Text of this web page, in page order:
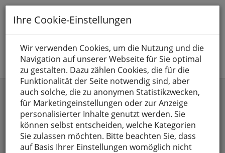
Toggle
Suche nach
Jetzt anmelden
Stellantriebe & Regelleisten
Ihre Cookie-Einstellungen
Wir verwenden Cookies, um die Nutzung und die
Navigation auf unserer Webseite für Sie optimal
zu gestalten. Dazu zählen Cookies, die für die
Funktionalität der Seite notwendig sind, aber
auch solche, die zu anonymen Statistikzwecken,
für Marketingeinstellungen oder zur Anzeige
personalisierter Inhalte genutzt werden. Sie
können selbst entscheiden, welche Kategorien
Sie zulassen möchten. Bitte beachten Sie, dass
auf Basis Ihrer Einstellungen womöglich nicht